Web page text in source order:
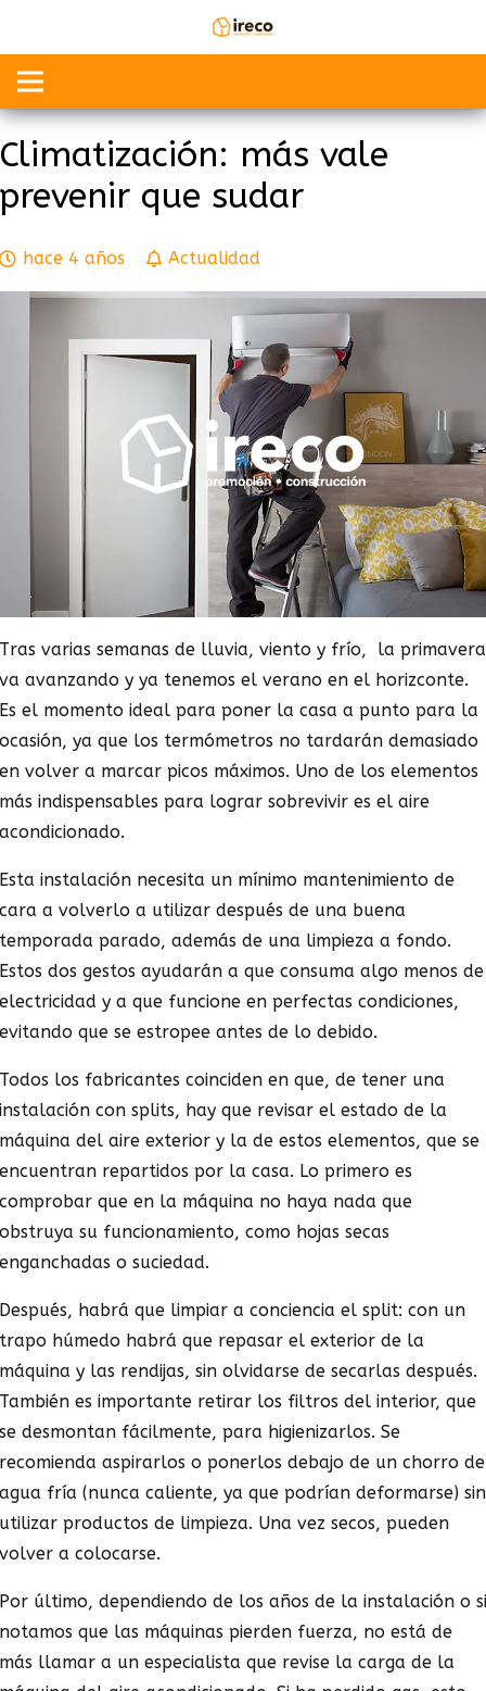
Climatización: más vale
prevenir que sudar
hace 4 años Actualidad
Tras varias semanas de lluvia, viento y frío, la primavera
va avanzando y ya tenemos el verano en el horizconte.
Es el momento ideal para poner la casa a punto para la
ocasión, ya que los termómetros no tardarán demasiado
en volver a marcar picos máximos. Uno de los elementos
más indispensables para lograr sobrevivir es el aire
acondicionado.
Esta instalación necesita un mínimo mantenimiento de
cara a volverlo a utilizar después de una buena
temporada parado, además de una limpieza a fondo.
Estos dos gestos ayudarán a que consuma algo menos de
electricidad y a que funcione en perfectas condiciones,
evitando que se estropee antes de lo debido.
Todos los fabricantes coinciden en que, de tener una
instalación con splits, hay que revisar el estado de la
máquina del aire exterior y la de estos elementos, que se
encuentran repartidos por la casa. Lo primero es
comprobar que en la máquina no haya nada que
obstruya su funcionamiento, como hojas secas
enganchadas o suciedad.
Después, habrá que limpiar a conciencia el split: con un
trapo húmedo habrá que repasar el exterior de la
máquina y las rendijas, sin olvidarse de secarlas después.
También es importante retirar los filtros del interior, que
se desmontan fácilmente, para higienizarlos. Se
recomienda aspirarlos o ponerlos debajo de un chorro de
agua fría (nunca caliente, ya que podrían deformarse) sin
utilizar productos de limpieza. Una vez secos, pueden
volver a colocarse.
Por último, dependiendo de los años de la instalación o si
notamos que las máquinas pierden fuerza, no está de
más llamar a un especialista que revise la carga de la